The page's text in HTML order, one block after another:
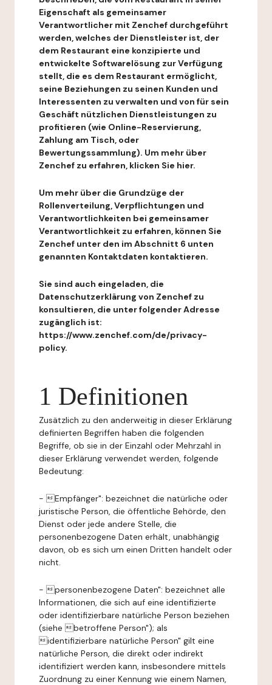
Eigenschaft als gemeinsamer
Verantwortlicher mit Zenchef durchgeführt
werden, welches der Dienstleister ist, der
dem Restaurant eine konzipierte und
entwickelte Softwarelösung zur Verfügung
stellt, die es dem Restaurant ermöglicht,
seine Beziehungen zu seinen Kunden und
Interessenten zu verwalten und von für sein
Geschäft nützlichen Dienstleistungen zu
profitieren (wie Online-Reservierung,
Zahlung am Tisch, oder
Bewertungssammlung). Um mehr über
Zenchef zu erfahren, klicken Sie hier.
Um mehr über die Grundzüge der
Rollenverteilung, Verpflichtungen und
Verantwortlichkeiten bei gemeinsamer
Verantwortlichkeit zu erfahren, können Sie
Zenchef unter den im Abschnitt 6 unten
genannten Kontaktdaten kontaktieren.
Sie sind auch eingeladen, die
Datenschutzerklärung von Zenchef zu
konsultieren, die unter folgender Adresse
zugänglich ist:
https://www.zenchef.com/de/privacy-
policy.
1 Definitionen
Zusätzlich zu den anderweitig in dieser Erklärung
definierten Begriffen haben die folgenden
Begriffe, ob sie in der Einzahl oder Mehrzahl in
dieser Erklärung verwendet werden, folgende
Bedeutung:
- Empfänger": bezeichnet die natürliche oder
juristische Person, die öffentliche Behörde, den
Dienst oder jede andere Stelle, die
personenbezogene Daten erhält, unabhängig
davon, ob es sich um einen Dritten handelt oder
nicht.
- personenbezogene Daten": bezeichnet alle
Informationen, die sich auf eine identifizierte
oder identifizierbare natürliche Person beziehen
(siehe betroffene Person"); als
identifizierbare natürliche Person" gilt eine
natürliche Person, die direkt oder indirekt
identifiziert werden kann, insbesondere mittels
Zuordnung zu einer Kennung wie einem Namen,